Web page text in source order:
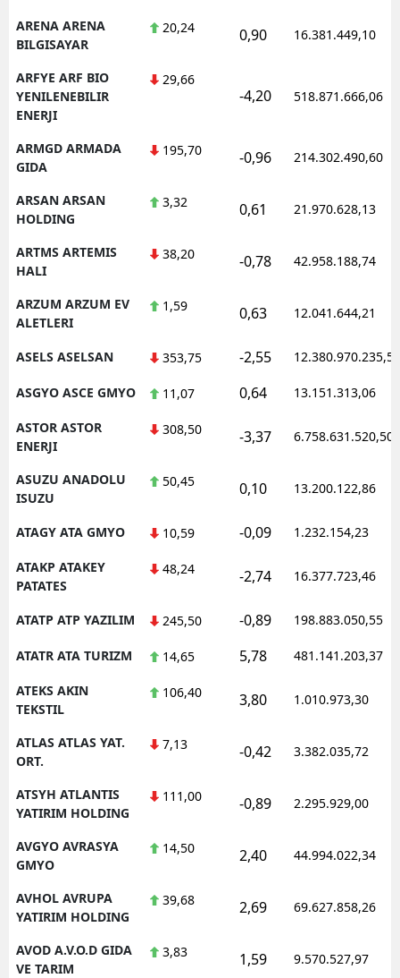
ARENA ARENA
BILGISAYAR
20,24 0,90 16.381.449,10
ARFYE ARF BIO
YENILENEBILIR
ENERJI
29,66
-4,20 518.871.666,06
ARMGD ARMADA
GIDA
195,70 -0,96 214.302.490,60
ARSAN ARSAN
HOLDING
3,32 0,61 21.970.628,13
ARTMS ARTEMIS
HALI
38,20 -0,78 42.958.188,74
ARZUM ARZUM EV
ALETLERI
1,59 0,63 12.041.644,21
ASELS ASELSAN 353,75 -2,55 12.380.970.235,50
ASGYO ASCE GMYO 11,07 0,64 13.151.313,06
ASTOR ASTOR
ENERJI
308,50 -3,37 6.758.631.520,50
ASUZU ANADOLU
ISUZU
50,45 0,10 13.200.122,86
ATAGY ATA GMYO 10,59 -0,09 1.232.154,23
ATAKP ATAKEY
PATATES
48,24 -2,74 16.377.723,46
ATATP ATP YAZILIM 245,50 -0,89 198.883.050,55
ATATR ATA TURIZM 14,65 5,78 481.141.203,37
ATEKS AKIN
TEKSTIL
106,40 3,80 1.010.973,30
ATLAS ATLAS YAT.
ORT.
7,13 -0,42 3.382.035,72
ATSYH ATLANTIS
YATIRIM HOLDING
111,00 -0,89 2.295.929,00
AVGYO AVRASYA
GMYO
14,50 2,40 44.994.022,34
AVHOL AVRUPA
YATIRIM HOLDING
39,68 2,69 69.627.858,26
AVOD A.V.O.D GIDA
VE TARIM
3,83 1,59 9.570.527,97